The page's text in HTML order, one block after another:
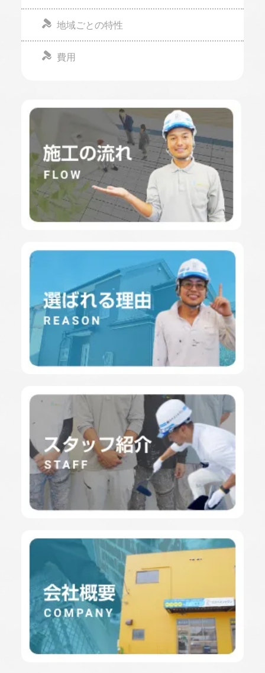
地域ごとの特性
費用